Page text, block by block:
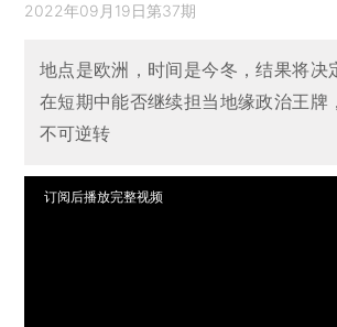
2022年09月19日第37期
地点是欧洲，时间是今冬，结果将决
在短期中能否继续担当地缘政治王牌
不可逆转
订阅后播放完整视频